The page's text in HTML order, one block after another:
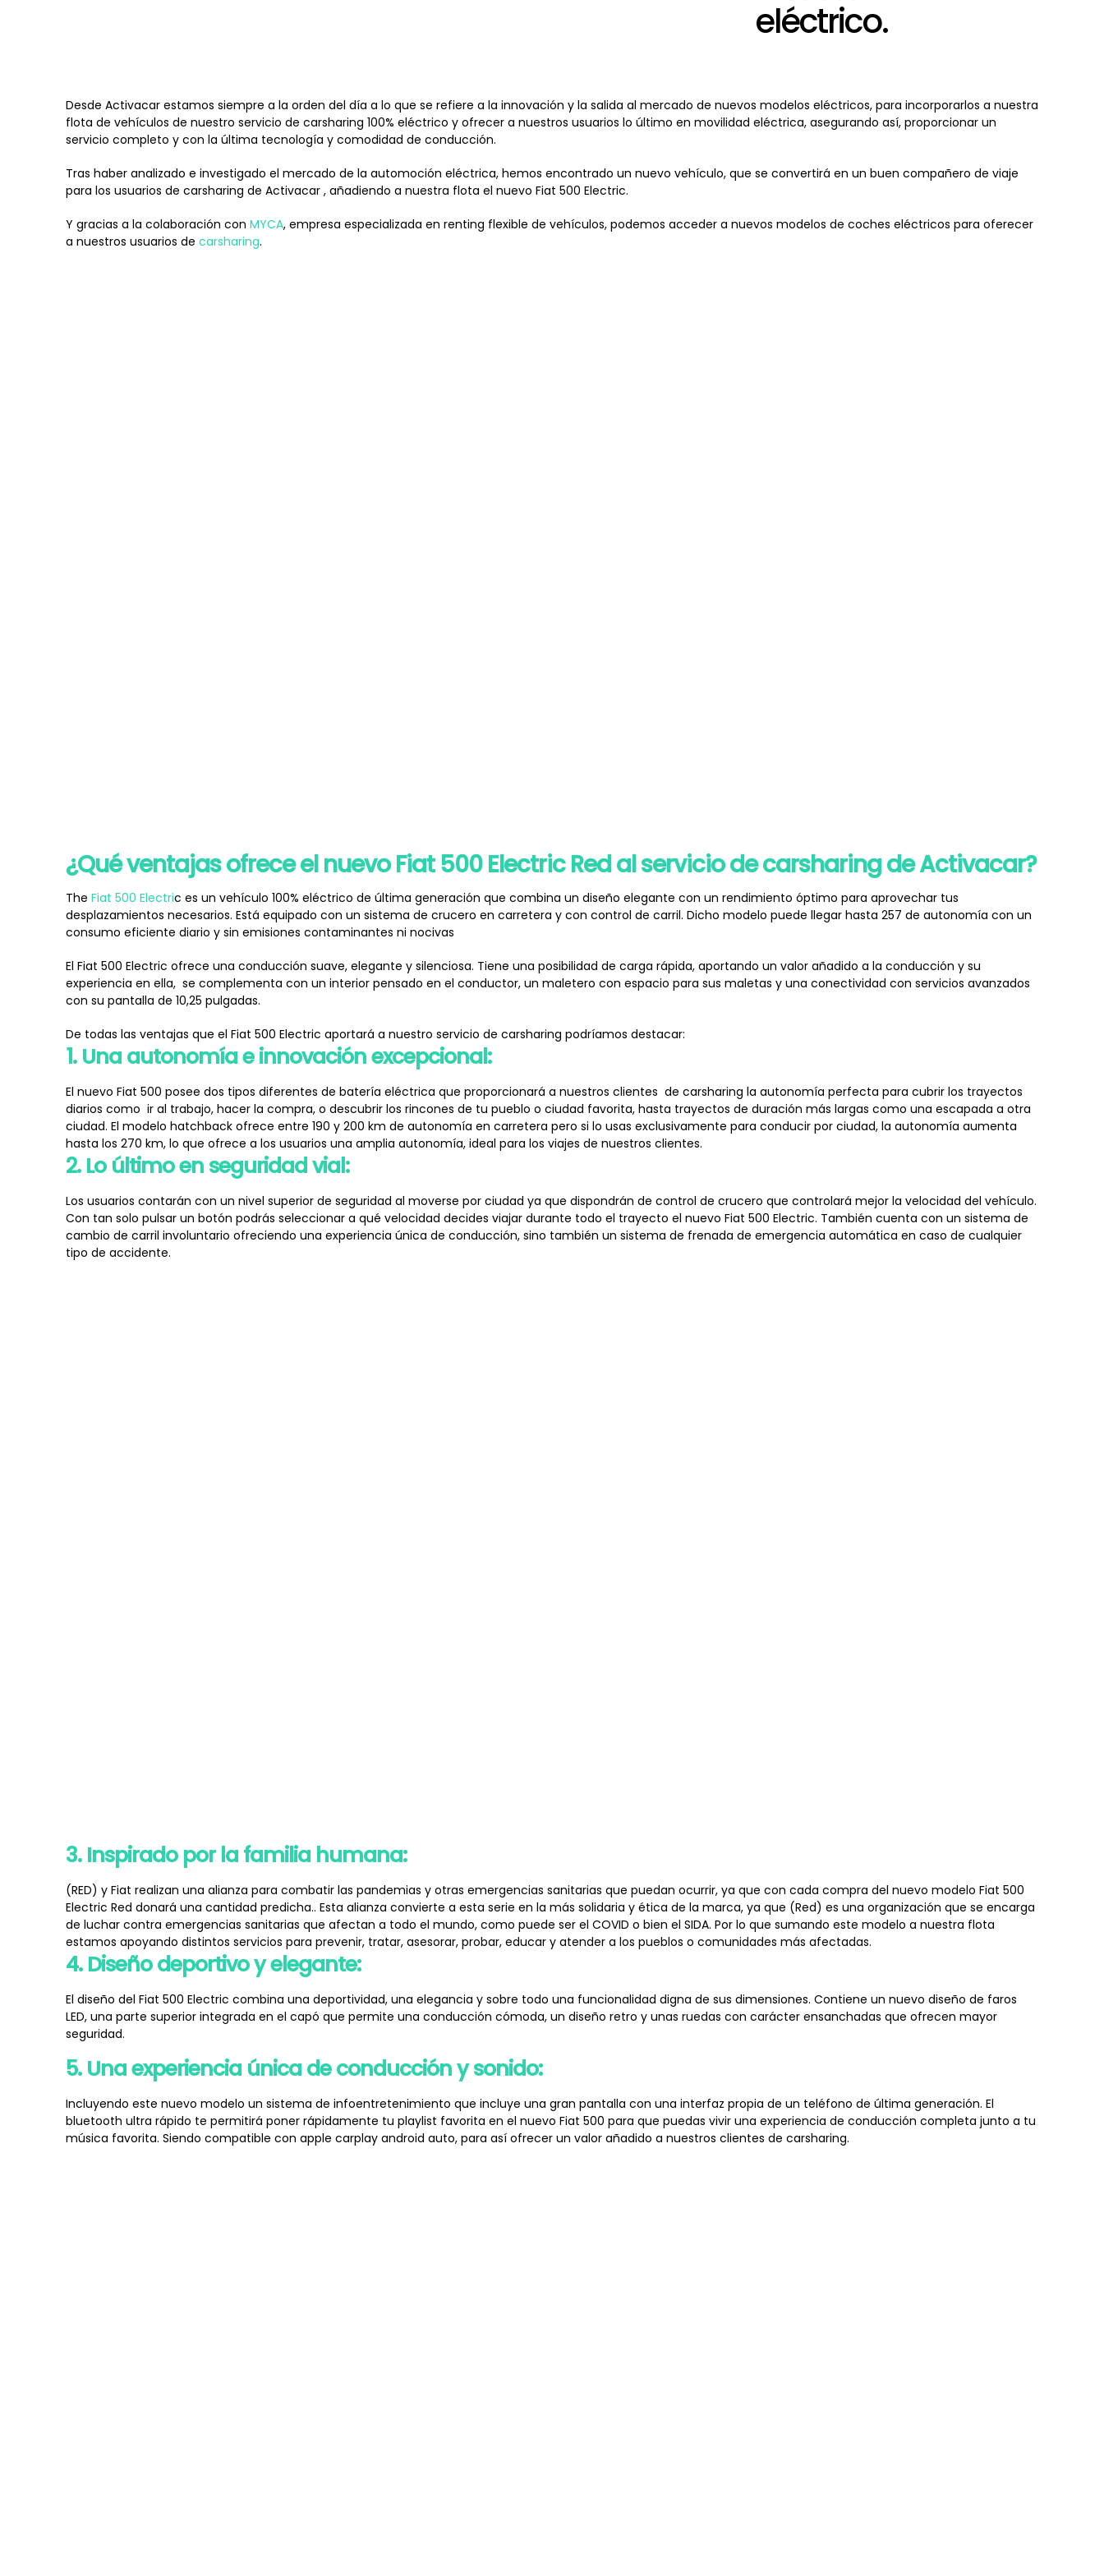
eléctrico.
Desde Activacar estamos siempre a la orden del día a lo que se refiere a la innovación y la salida al mercado de nuevos modelos eléctricos, para incorporarlos a nuestra
flota de vehículos de nuestro servicio de carsharing 100% eléctrico y ofrecer a nuestros usuarios lo último en movilidad eléctrica, asegurando así, proporcionar un
servicio completo y con la última tecnología y comodidad de conducción.
Tras haber analizado e investigado el mercado de la automoción eléctrica, hemos encontrado un nuevo vehículo, que se convertirá en un buen compañero de viaje
para los usuarios de carsharing de Activacar , añadiendo a nuestra flota el nuevo Fiat 500 Electric.
Y gracias a la colaboración con MYCA, empresa especializada en renting flexible de vehículos, podemos acceder a nuevos modelos de coches eléctricos para oferecer
a nuestros usuarios de carsharing.
¿Qué ventajas ofrece el nuevo Fiat 500 Electric Red al servicio de carsharing de Activacar?
The Fiat 500 Electric es un vehículo 100% eléctrico de última generación que combina un diseño elegante con un rendimiento óptimo para aprovechar tus
desplazamientos necesarios. Está equipado con un sistema de crucero en carretera y con control de carril. Dicho modelo puede llegar hasta 257 de autonomía con un
consumo eficiente diario y sin emisiones contaminantes ni nocivas
El Fiat 500 Electric ofrece una conducción suave, elegante y silenciosa. Tiene una posibilidad de carga rápida, aportando un valor añadido a la conducción y su
experiencia en ella, se complementa con un interior pensado en el conductor, un maletero con espacio para sus maletas y una conectividad con servicios avanzados
con su pantalla de 10,25 pulgadas.
De todas las ventajas que el Fiat 500 Electric aportará a nuestro servicio de carsharing podríamos destacar:
1. Una autonomía e innovación excepcional:
El nuevo Fiat 500 posee dos tipos diferentes de batería eléctrica que proporcionará a nuestros clientes de carsharing la autonomía perfecta para cubrir los trayectos
diarios como ir al trabajo, hacer la compra, o descubrir los rincones de tu pueblo o ciudad favorita, hasta trayectos de duración más largas como una escapada a otra
ciudad. El modelo hatchback ofrece entre 190 y 200 km de autonomía en carretera pero si lo usas exclusivamente para conducir por ciudad, la autonomía aumenta
hasta los 270 km, lo que ofrece a los usuarios una amplia autonomía, ideal para los viajes de nuestros clientes.
2. Lo último en seguridad vial:
Los usuarios contarán con un nivel superior de seguridad al moverse por ciudad ya que dispondrán de control de crucero que controlará mejor la velocidad del vehículo.
Con tan solo pulsar un botón podrás seleccionar a qué velocidad decides viajar durante todo el trayecto el nuevo Fiat 500 Electric. También cuenta con un sistema de
cambio de carril involuntario ofreciendo una experiencia única de conducción, sino también un sistema de frenada de emergencia automática en caso de cualquier
tipo de accidente.
3. Inspirado por la familia humana:
(RED) y Fiat realizan una alianza para combatir las pandemias y otras emergencias sanitarias que puedan ocurrir, ya que con cada compra del nuevo modelo Fiat 500
Electric Red donará una cantidad predicha.. Esta alianza convierte a esta serie en la más solidaria y ética de la marca, ya que (Red) es una organización que se encarga
de luchar contra emergencias sanitarias que afectan a todo el mundo, como puede ser el COVID o bien el SIDA. Por lo que sumando este modelo a nuestra flota
estamos apoyando distintos servicios para prevenir, tratar, asesorar, probar, educar y atender a los pueblos o comunidades más afectadas.
4. Diseño deportivo y elegante:
El diseño del Fiat 500 Electric combina una deportividad, una elegancia y sobre todo una funcionalidad digna de sus dimensiones. Contiene un nuevo diseño de faros
LED, una parte superior integrada en el capó que permite una conducción cómoda, un diseño retro y unas ruedas con carácter ensanchadas que ofrecen mayor
seguridad.
5. Una experiencia única de conducción y sonido:
Incluyendo este nuevo modelo un sistema de infoentretenimiento que incluye una gran pantalla con una interfaz propia de un teléfono de última generación. El
bluetooth ultra rápido te permitirá poner rápidamente tu playlist favorita en el nuevo Fiat 500 para que puedas vivir una experiencia de conducción completa junto a tu
música favorita. Siendo compatible con apple carplay android auto, para así ofrecer un valor añadido a nuestros clientes de carsharing.